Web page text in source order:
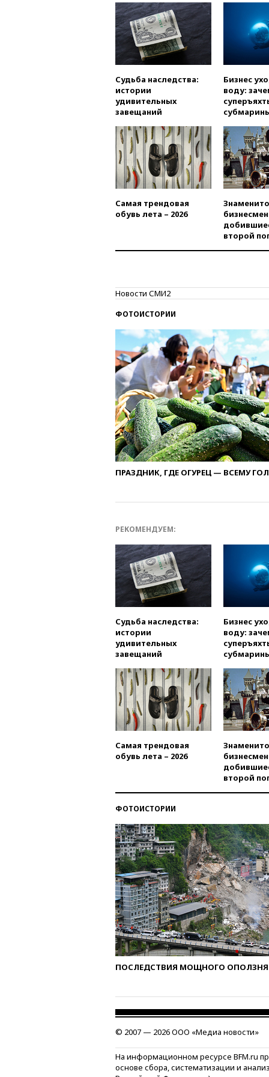
Судьба наследства:
истории
удивительных
завещаний
Бизнес
воду:
Самая трендовая
обувь лета – 2026
второй
Новости СМИ2
ФОТОИСТОРИИ
ПРАЗДНИК, ГДЕ ОГУРЕЦ — ВСЕМУ
РЕКОМЕНДУЕМ:
Судьба наследства:
истории
удивительных
завещаний
Бизнес
воду:
Самая трендовая
обувь лета – 2026
второй
ФОТОИСТОРИИ
ПОСЛЕДСТВИЯ МОЩНОГО ОПОЛЗНЯ
© 2007 — 2026 ООО «Медиа новости»
На информационном ресурсе BFM.ru
основе сбора, систематизации и